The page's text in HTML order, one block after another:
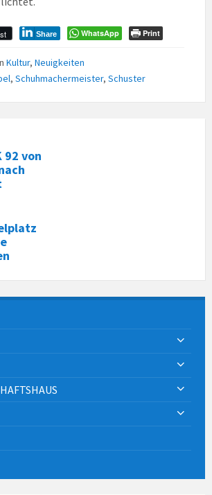
Share WhatsApp Print
Kultur, Neuigkeiten
, Schuhmachermeister, Schuster
92 von